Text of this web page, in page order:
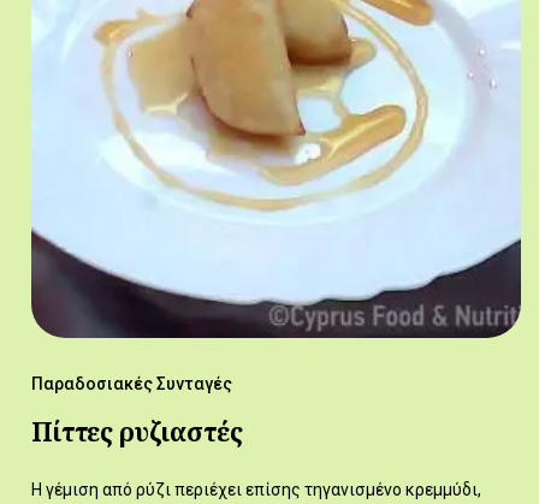
Παραδοσιακές Συνταγές
Πίττες ρυζιαστές
Η γέμιση από ρύζι περιέχει επίσης τηγανισμένο κρεμμύδι,